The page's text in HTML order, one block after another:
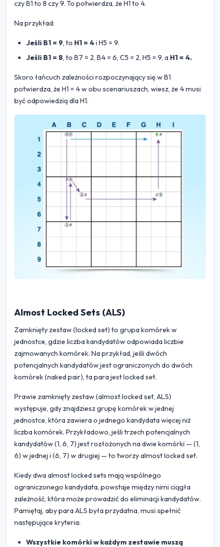
czy B1 to 8 czy 9. To potwierdza, że H1 to 4.
Na przykład:
Jeśli B1 = 9, to H1 = 4i H5 = 9.
Jeśli B1 = 8, to B7 = 2, B4 = 6, C5 = 2, H5 = 9, a H1 = 4.
Skoro łańcuch zależności rozpoczynający się w B1
potwierdza, że H1 = 4 w obu scenariuszach, wiesz, że 4 musi
być odpowiedzią dla H1.
Almost Locked Sets (ALS)
Zamknięty zestaw (locked set) to grupa komórek w
jednostce, gdzie liczba kandydatów odpowiada liczbie
zajmowanych komórek. Na przykład, jeśli dwóch
potencjalnych kandydatów jest ograniczonych do dwóch
komórek (naked pair), ta para jest locked set.
Prawie zamknięty zestaw (almost locked set, ALS)
występuje, gdy znajdziesz grupę komórek w jednej
jednostce, która zawiera o jednego kandydata więcej niż
liczba komórek. Przykładowo, jeśli trzech potencjalnych
kandydatów (1, 6, 7) jest rozłożonych na dwie komórki — (1,
6) w jednej i (6, 7) w drugiej — to tworzy almost locked set.
Kiedy dwa almost locked sets mają wspólnego
ograniczonego kandydata, powstaje między nimi ciągła
zależność, która może prowadzić do eliminacji kandydatów.
Pamiętaj, aby para ALS była przydatna, musi spełnić
następujące kryteria:
Wszystkie komórki w każdym zestawie muszą